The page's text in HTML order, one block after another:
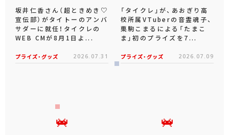
坂井仁香さん（超ときめき♡
宣伝部）がタイトーのアンバ
サダーに就任！タイクレの
WEB CMが8月1日よ...
プライズ・グッズ 2026.07.31
「タイクレ」が、あおぎり高
校所属VTuberの音霊魂子、
栗駒こまるによる「たまこ
ま」初のプライズを7...
プライズ・グッズ 2026.07.09